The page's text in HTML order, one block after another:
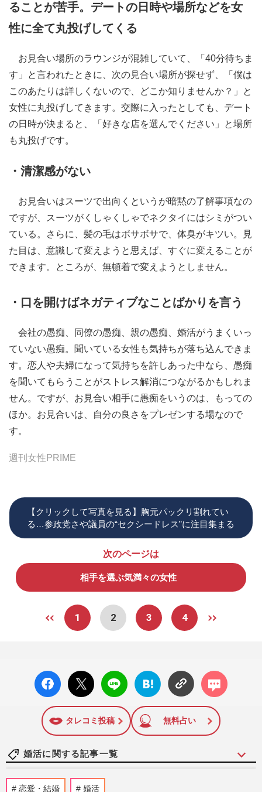
ることが苦手。デートの日時や場所などを女
性に全て丸投げしてくる
お見合い場所のラウンジが混雑していて、「40分待ちま
す」と言われたときに、次の見合い場所が探せず、「僕は
このあたりは詳しくないので、どこか知りませんか？」と
女性に丸投げしてきます。交際に入ったとしても、デート
の日時が決まると、「好きな店を選んでください」と場所
も丸投げです。
・清潔感がない
お見合いはスーツで出向くというが暗黙の了解事項なの
ですが、スーツがくしゃくしゃでネクタイにはシミがつい
ている。さらに、髪の毛はボサボサで、体臭がキツい。見
た目は、意識して変えようと思えば、すぐに変えることが
できます。ところが、無頓着で変えようとしません。
・口を開けばネガティブなことばかりを言う
会社の愚痴、同僚の愚痴、親の愚痴、婚活がうまくいっ
ていない愚痴。聞いている女性も気持ちが落ち込んできま
す。恋人や夫婦になって気持ちを許しあった中なら、愚痴
を聞いてもらうことがストレス解消につながるかもしれま
せん。ですが、お見合い相手に愚痴をいうのは、もっての
ほか。お見合いは、自分の良さをプレゼンする場なので
す。
週刊女性PRIME
【クリックして写真を見る】胸元パックリ割れてい
る…参政党さや議員の“セクシードレス”に注目集まる
次のページは
相手を選ぶ気満々の女性
1 2 3 4
facebo
ok い
X ポス
ト
LINE
はてな
ブック
に追加
コメン
ト
タレコミ投稿 無料占い
婚活に関する記事一覧
《リアル実体験レポ》親が直面した『代理
恋愛・結婚 婚活